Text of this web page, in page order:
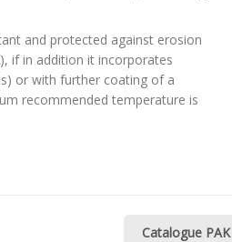
and protected against erosion
), if in addition it incorporates
or with further coating of a
recommended temperature is
Catalogue PAK